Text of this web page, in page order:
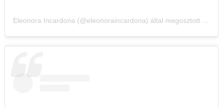
Eleonora Incardona (@eleonoraincardona) által megosztott bejegyzés